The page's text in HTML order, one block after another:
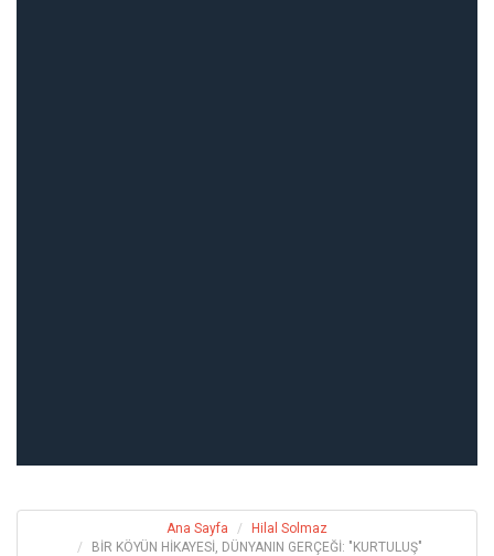
Ana Sayfa
Hilal Solmaz
BİR KÖYÜN HİKAYESİ, DÜNYANIN GERÇEĞİ: "KURTULUŞ"